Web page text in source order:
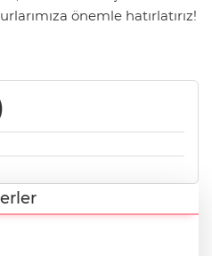
önemle hatırlatırız!